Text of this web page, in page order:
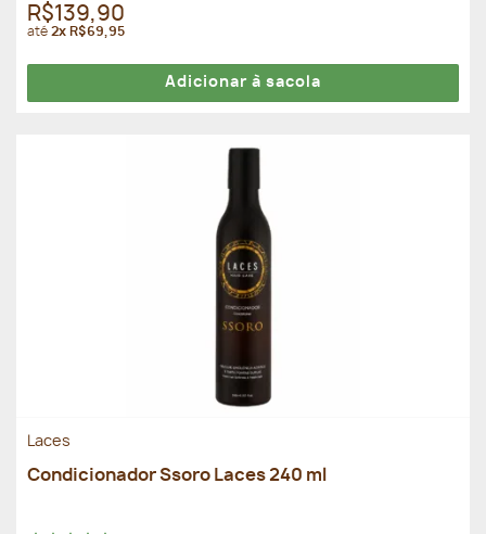
Avaliação
4.67de 5
R$139,90
até2x R$69,95
Adicionar à sacola
Laces
Condicionador Ssoro Laces 240 ml